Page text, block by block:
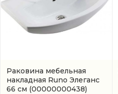
Раковина мебельная
накладная Runo Элеганс
66 см (00000000438)